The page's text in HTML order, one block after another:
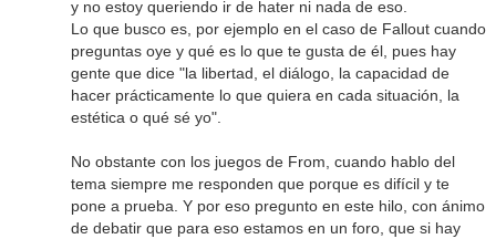
y no estoy queriendo ir de hater ni nada de eso.
Lo que busco es, por ejemplo en el caso de Fallout cuando
preguntas oye y qué es lo que te gusta de él, pues hay
gente que dice "la libertad, el diálogo, la capacidad de
hacer prácticamente lo que quiera en cada situación, la
estética o qué sé yo".
No obstante con los juegos de From, cuando hablo del
tema siempre me responden que porque es difícil y te
pone a prueba. Y por eso pregunto en este hilo, con ánimo
de debatir que para eso estamos en un foro, que si hay